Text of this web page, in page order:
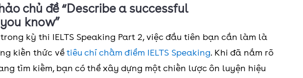
chủ đề “Describe a successful
know”
kỳ thi IELTS Speaking Part 2, việc đầu tiên bạn cần làm là
kiến thức vềtiêu chí chấm điểm IELTS Speaking. Khi đã nắm rõ
tìm kiếm, bạn có thể xây dựng một chiến lược ôn luyện hiệu